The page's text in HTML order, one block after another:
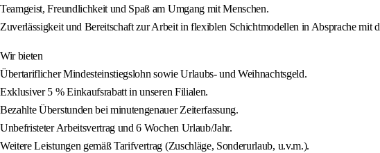
Teamgeist, Freundlichkeit und Spaß am Umgang mit Menschen.
Zuverlässigkeit und Bereitschaft zur Arbeit in flexiblen Schichtmodellen in Absprache mit
Wir bieten
Übertariflicher Mindesteinstiegslohn sowie Urlaubs- und Weihnachtsgeld.
Exklusiver 5 % Einkaufsrabatt in unseren Filialen.
Bezahlte Überstunden bei minutengenauer Zeiterfassung.
Unbefristeter Arbeitsvertrag und 6 Wochen Urlaub/Jahr.
Weitere Leistungen gemäß Tarifvertrag (Zuschläge, Sonderurlaub, u.v.m.).